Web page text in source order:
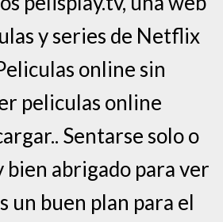
y series de Netflix
online sin
peliculas online
Sentarse solo o
bien abrigado para ver
un buen plan para el